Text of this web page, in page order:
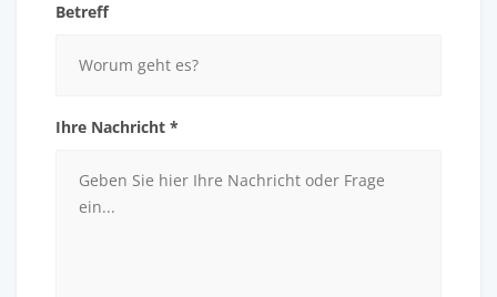
Betreff
Ihre Nachricht *